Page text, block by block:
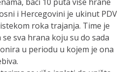
i Hercegovini je ukinut PDV
roka trajanja. Time je
sva hrana koju su do sada
u periodu u kojem je ona